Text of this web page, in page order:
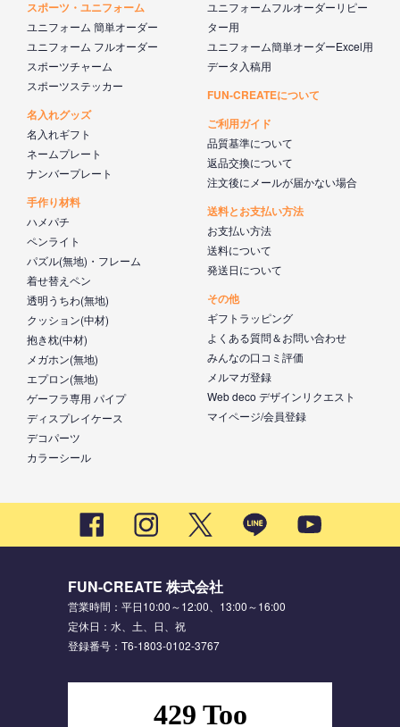
スポーツ・ユニフォーム
ユニフォーム 簡単オーダー
ユニフォーム フルオーダー
スポーツチャーム
スポーツステッカー
名入れグッズ
名入れギフト
ネームプレート
ナンバープレート
手作り材料
ハメパチ
ペンライト
パズル(無地)・フレーム
着せ替えペン
透明うちわ(無地)
クッション(中材)
抱き枕(中材)
メガホン(無地)
エプロン(無地)
ゲーフラ専用 パイプ
ディスプレイケース
デコパーツ
カラーシール
ユニフォームフルオーダーリピー
ター用
ユニフォーム簡単オーダーExcel用
データ入稿用
FUN-CREATEについて
ご利用ガイド
品質基準について
返品交換について
注文後にメールが届かない場合
送料とお支払い方法
お支払い方法
送料について
発送日について
その他
ギフトラッピング
よくある質問＆お問い合わせ
みんなの口コミ評価
メルマガ登録
Web deco デザインリクエスト
マイページ/会員登録
FUN-CREATE 株式会社
営業時間：平日10:00～12:00、13:00～16:00
定休日：水、土、日、祝
登録番号：T6-1803-0102-3767